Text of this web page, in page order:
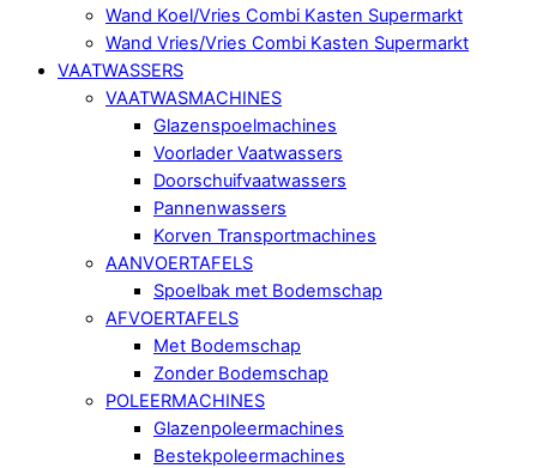
Wand Koel/Vries Combi Kasten Supermarkt
Wand Vries/Vries Combi Kasten Supermarkt
VAATWASSERS
VAATWASMACHINES
Glazenspoelmachines
Voorlader Vaatwassers
Doorschuifvaatwassers
Pannenwassers
Korven Transportmachines
AANVOERTAFELS
Spoelbak met Bodemschap
AFVOERTAFELS
Met Bodemschap
Zonder Bodemschap
POLEERMACHINES
Glazenpoleermachines
Bestekpoleermachines